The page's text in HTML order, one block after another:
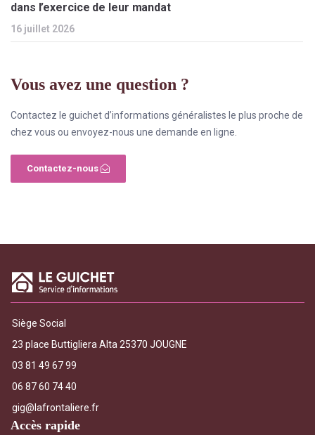
dans l’exercice de leur mandat
16 juillet 2026
Vous avez une question ?
Contactez le guichet d’informations généralistes le plus proche de
chez vous ou envoyez-nous une demande en ligne.
Contactez-nous
Siège Social
23 place Buttigliera Alta 25370 JOUGNE
03 81 49 67 99
06 87 60 74 40
gig@lafrontaliere.fr
Accès rapide